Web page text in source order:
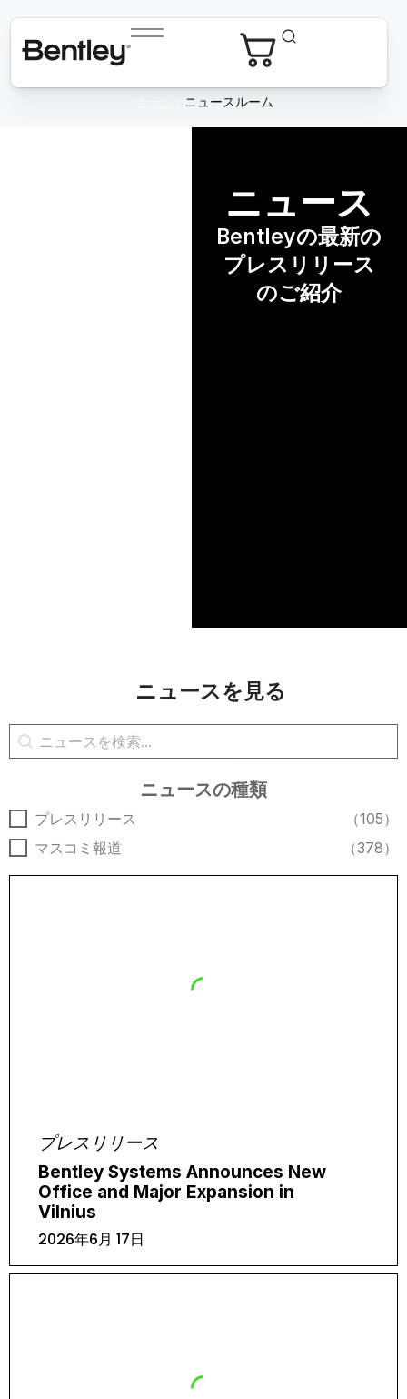
ニュースルーム
ニュース
Bentleyの最新の
プレスリリース
のご紹介
ニュースを見る
ニュースの検索
コンテンツの検索
ニュースの種類
ニュースの種類
プレスリリース
（105）
マスコミ報道
（378）
プレスリリース
Bentley Systems Announces New
Office and Major Expansion in
Vilnius
2026年6月 17日